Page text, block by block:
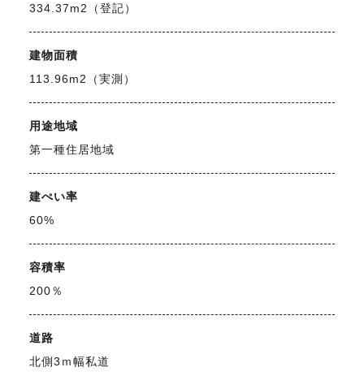
334.37m2（登記）
建物面積
113.96m2（実測）
用途地域
第一種住居地域
建ぺい率
60%
容積率
200％
道路
北側3ｍ幅私道